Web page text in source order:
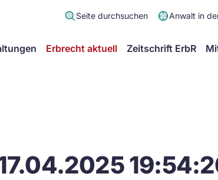
Seite durchsuchen Anwalt in
Erbrecht aktuell Zeitschrift ErbR